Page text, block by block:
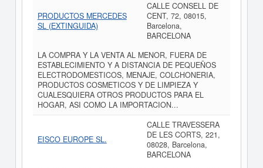
PRODUCTOS MERCEDES
SL (EXTINGUIDA)
CALLE CONSELL DE
CENT, 72, 08015,
Barcelona,
BARCELONA
LA COMPRA Y LA VENTA AL MENOR, FUERA DE
ESTABLECIMIENTO Y A DISTANCIA DE PEQUEÑOS
ELECTRODOMESTICOS, MENAJE, COLCHONERIA,
PRODUCTOS COSMETICOS Y DE LIMPIEZA Y
CUALESQUIERA OTROS PRODUCTOS PARA EL
HOGAR, ASI COMO LA IMPORTACION...
EISCO EUROPE SL.
CALLE TRAVESSERA
DE LES CORTS, 221,
08028, Barcelona,
BARCELONA